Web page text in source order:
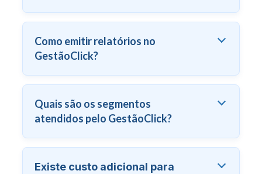
Como emitir relatórios no
GestãoClick?
Quais são os segmentos
atendidos pelo GestãoClick?
Existe custo adicional para